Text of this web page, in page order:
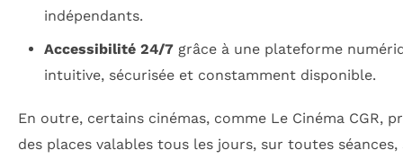
indépendants.
Accessibilité 24/7grâce à une plateforme
intuitive, sécurisée et constamment disponible.
En outre, certains cinémas, comme Le Cinéma CGR,
des places valables tous les jours, sur toutes séances,